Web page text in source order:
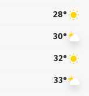
28°
30°
32°
33°